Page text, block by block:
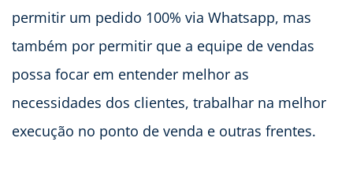
permitir um pedido 100% via Whatsapp, mas
também por permitir que a equipe de vendas
possa focar em entender melhor as
necessidades dos clientes, trabalhar na melhor
execução no ponto de venda e outras frentes.